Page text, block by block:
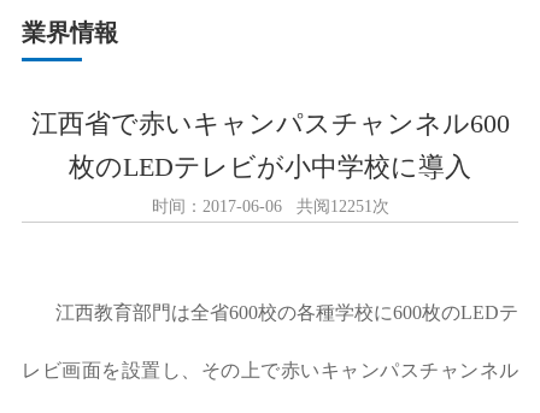
業界情報
江西省で赤いキャンパスチャンネル600
枚のLEDテレビが小中学校に導入
时间：2017-06-06 共阅12251次
江西教育部門は全省600校の各種学校に600枚のLEDテ
レビ画面を設置し、その上で赤いキャンパスチャンネル